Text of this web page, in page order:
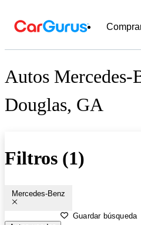
Autos Mercedes-
Douglas, GA
Filtros (1)
Mercedes-Benz
Guardar búsqueda